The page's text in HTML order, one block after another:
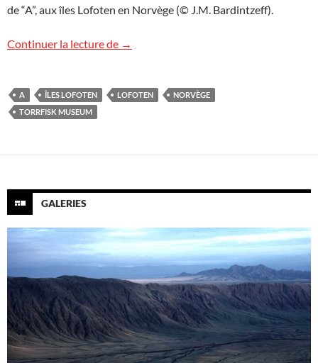
de “A”, aux îles Lofoten en Norvège (© J.M. Bardintzeff).
Continuer la lecture de Le Torrfisk Museum aux îles Lofoten
→
A ÎLES LOFOTEN LOFOTEN
NORVÈGE
TORRFISK MUSEUM
GALERIES